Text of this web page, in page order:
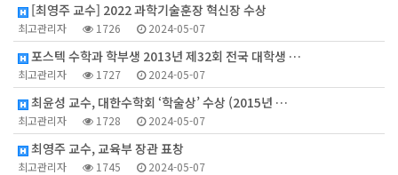
[최영주 교수] 2022 과학기술훈장 혁신장 수상
최고관리자 1726 2024-05-07
포스텍 수학과 학부생 2013년 제32회 전국 대학생 …
최고관리자 1727 2024-05-07
최윤성 교수, 대한수학회 ‘학술상’ 수상 (2015년 …
최고관리자 1728 2024-05-07
최영주 교수, 교육부 장관 표창
최고관리자 1745 2024-05-07